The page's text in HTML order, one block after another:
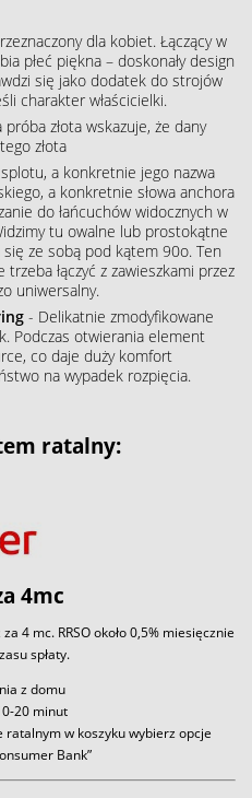
dla kobiet. Łączący w
płeć piękna – doskonały design
się jako dodatek do strojów
charakter właścicielki.
próba złota wskazuje, że dany
złota
a konkretnie jego nazwa
a konkretnie słowa anchora
do łańcuchów widocznych w
tu owalne lub prostokątne
ze sobą pod kątem 90o. Ten
łączyć z zawieszkami przez
uniwersalny.
- Delikatnie zmodyfikowane
Podczas otwierania element
co daje duży komfort
na wypadek rozpięcia.
ratalny:
4mc
4 mc. RRSO około 0,5% miesięcznie
spłaty.
z domu
20 minut
w koszyku wybierz opcje
Bank”